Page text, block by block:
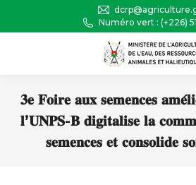
Numéro vert : (+226)
𝟑𝐞 𝐅𝐨𝐢𝐫𝐞 𝐚𝐮𝐱 𝐬𝐞𝐦𝐞𝐧𝐜𝐞𝐬
𝐥’𝐔𝐍𝐏𝐒-𝐁 𝐝𝐢𝐠𝐢𝐭𝐚𝐥𝐢𝐬𝐞 𝐥𝐚
𝐬𝐞𝐦𝐞𝐧𝐜𝐞𝐬 𝐞𝐭 𝐜𝐨𝐧𝐬𝐨𝐥𝐢𝐝𝐞